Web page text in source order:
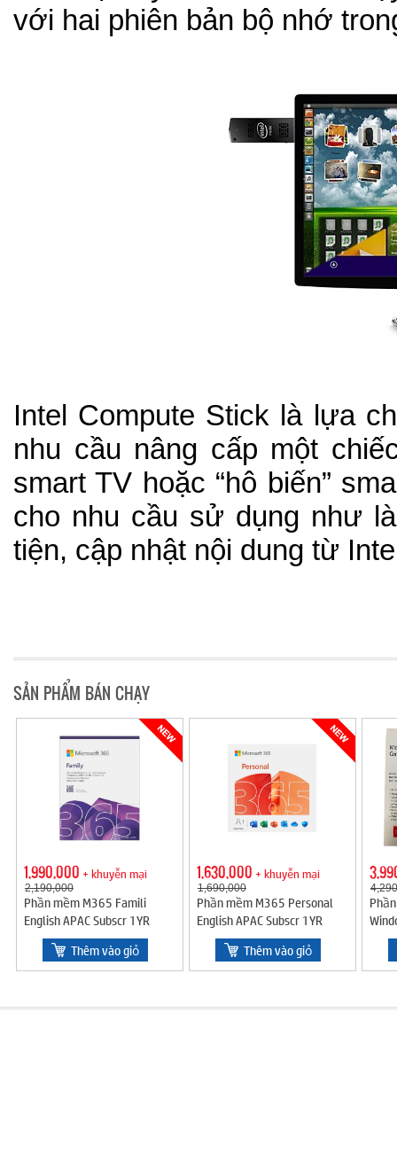
với hai phiên bản bộ nhớ
Intel Compute Stick là lựa
nhu cầu nâng cấp một
smart TV hoặc “hô biến”
cho nhu cầu sử dụng như
tiện, cập nhật nội dung từ
SẢN PHẨM BÁN CHẠY
1,990,000 + khuyễn mại
2,190,000
Phần mềm M365 Famili
English APAC Subscr 1YR
Medialess (EP2-36878)
Thêm vào giỏ
1,630,000 + khuyễn mại
1,690,000
Phần mềm M365 Personal
English APAC Subscr 1YR
Medialess (EP2-32409)
Thêm vào giỏ
Intl